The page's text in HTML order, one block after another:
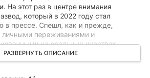
На этот раз в центре внимания
который в 2022 году стал
в прессе. Спешл, как и прежде,
личными переживаниями и
на реальных чувствах
с супругом.
РАЗВЕРНУТЬ ОПИСАНИЕ